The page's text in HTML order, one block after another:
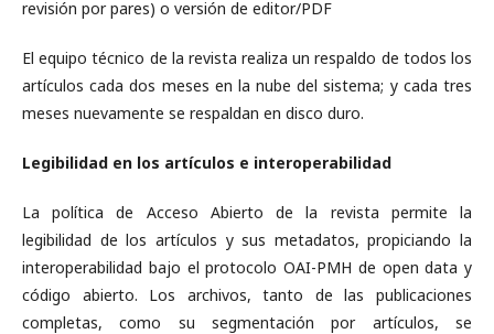
revisión por pares) o versión de editor/PDF
El equipo técnico de la revista realiza un respaldo de todos los
artículos cada dos meses en la nube del sistema; y cada tres
meses nuevamente se respaldan en disco duro.
Legibilidad en los artículos e interoperabilidad
La política de Acceso Abierto de la revista permite la
legibilidad de los artículos y sus metadatos, propiciando la
interoperabilidad bajo el protocolo OAI-PMH de open data y
código abierto. Los archivos, tanto de las publicaciones
completas, como su segmentación por artículos, se